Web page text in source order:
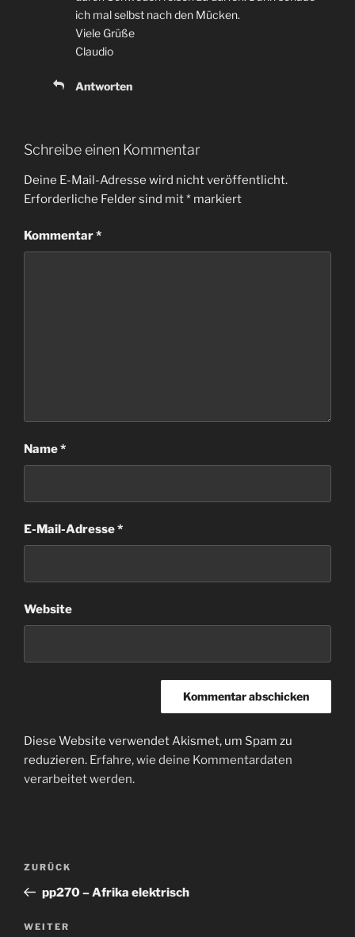
ich mal selbst nach den Mücken.
Viele Grüße
Claudio
Antworten
Schreibe einen Kommentar
Deine E-Mail-Adresse wird nicht veröffentlicht.
Erforderliche Felder sind mit* markiert
Kommentar*
Name*
E-Mail-Adresse*
Website
Diese Website verwendet Akismet, um Spam zu
reduzieren. Erfahre, wie deine Kommentardaten
verarbeitet werden.
Beitragsnavigation
Vorheriger
Beitrag
ZURÜCK
pp270 – Afrika elektrisch
Nächster
WEITER